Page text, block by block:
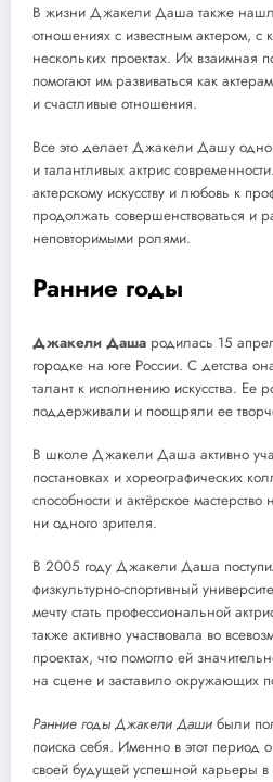
В жизни Джакели Даша также
отношениях с известным актером, с
нескольких проектах. Их взаимная
помогают им развиваться как
и счастливые отношения.
Все это делает Джакели Дашу
и талантливых актрис
актерскому искусству и любовь к
продолжать совершенствоваться и
неповторимыми ролями.
Ранние годы
Джакели Даша родилась 15
городке на юге России. С детства
талант к исполнению искусства. Ее
поддерживали и поощряли ее
В школе Джакели Даша активно
постановках и хореографических
способности и актёрское
ни одного зрителя.
В 2005 году Джакели Даша
физкультурно-спортивный
мечту стать профессиональной
также активно участвовала во
проектах, что помогло ей
на сцене и заставило окружающих
Ранние годы Джакели Даши были
поиска себя. Именно в этот
своей будущей успешной карьеры в